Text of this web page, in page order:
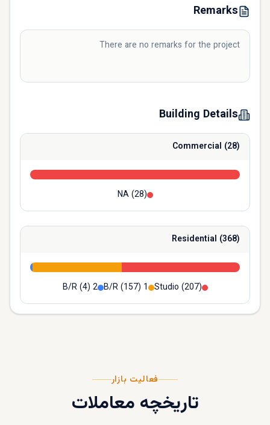
Remarks
There are no remarks for the project
Building Details
Commercial (28)
NA(28)
Residential (368)
Studio (207)
1 B/R
(157)
2 B/R
(4)
فعالیت بازار
تاریخچه معاملات